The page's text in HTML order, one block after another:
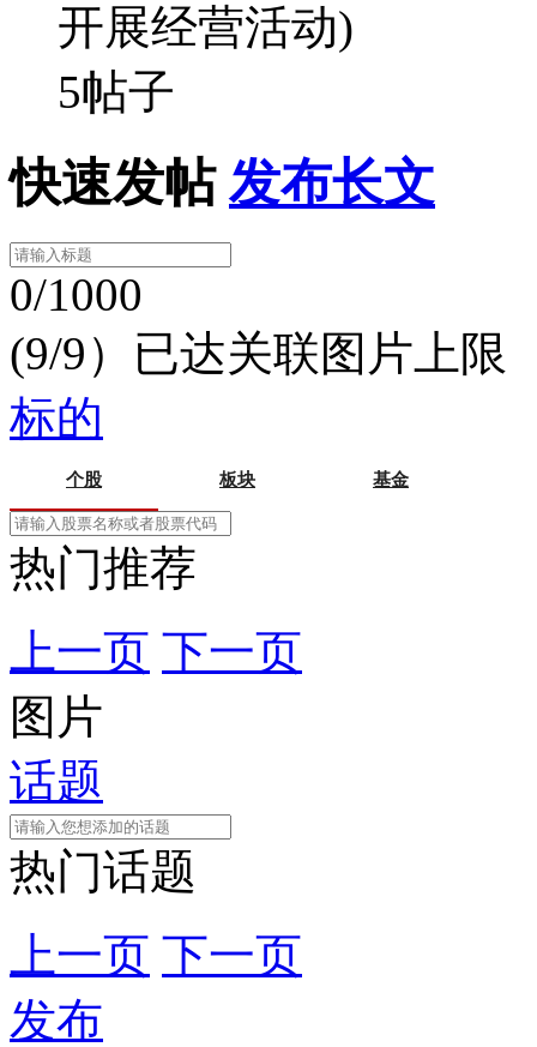
开展经营活动)
5帖子
快速发帖 发布长文
0/1000
(9/9）已达关联图片上限
标的
个股 板块 基金
热门推荐
上一页 下一页
图片
话题
热门话题
上一页 下一页
发布